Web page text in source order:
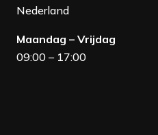
Nederland
Maandag – Vrijdag
09:00 – 17:00